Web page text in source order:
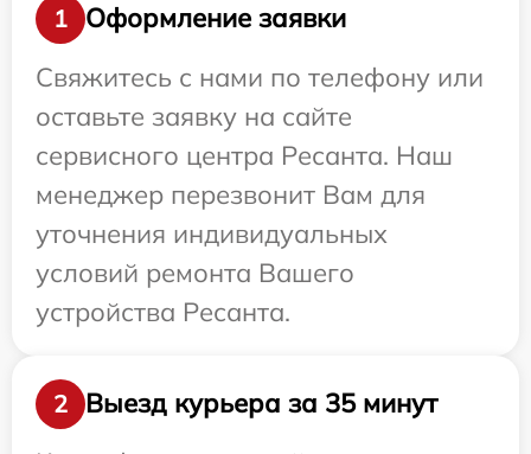
1
Оформление заявки
Свяжитесь с нами по телефону или
оставьте заявку на сайте
сервисного центра Ресанта. Наш
менеджер перезвонит Вам для
уточнения индивидуальных
условий ремонта Вашего
устройства Ресанта.
2
Выезд курьера за 35 минут